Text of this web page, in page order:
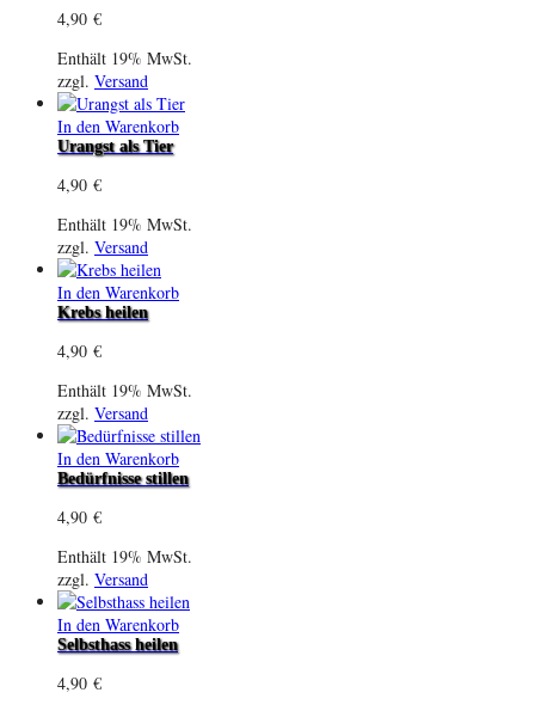
4,90 €
Enthält 19% MwSt.
zzgl. Versand
In den Warenkorb
Urangst als Tier
4,90 €
Enthält 19% MwSt.
zzgl. Versand
In den Warenkorb
Krebs heilen
4,90 €
Enthält 19% MwSt.
zzgl. Versand
In den Warenkorb
Bedürfnisse stillen
4,90 €
Enthält 19% MwSt.
zzgl. Versand
In den Warenkorb
Selbsthass heilen
4,90 €